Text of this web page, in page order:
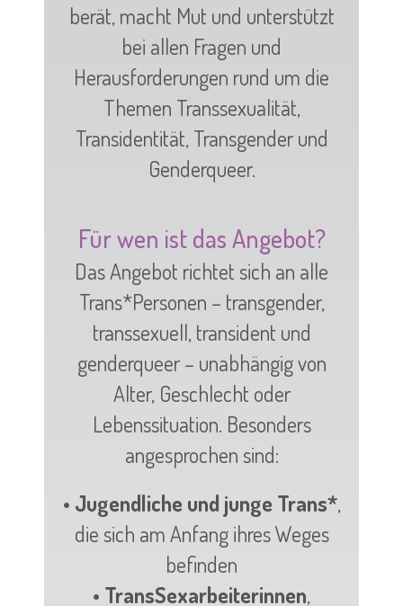
berät, macht Mut und unterstützt
bei allen Fragen und
Herausforderungen rund um die
Themen Transsexualität,
Transidentität, Transgender und
Genderqueer.
Für wen ist das Angebot?
Das Angebot richtet sich an alle
Trans*Personen – transgender,
transsexuell, transident und
genderqueer – unabhängig von
Alter, Geschlecht oder
Lebenssituation. Besonders
angesprochen sind:
• Jugendliche und junge Trans*,
die sich am Anfang ihres Weges
befinden
• TransSexarbeiterinnen,